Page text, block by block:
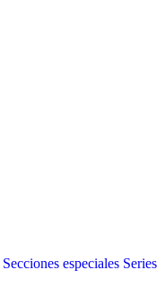
Secciones especiales Series